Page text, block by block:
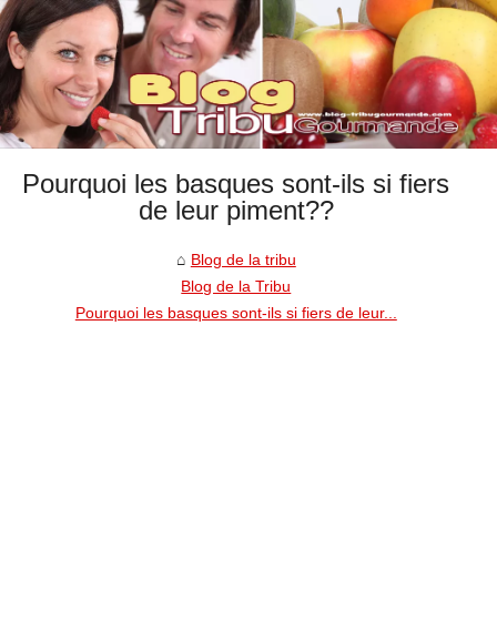
Pourquoi les basques sont-ils si fiers
de leur piment??
Blog de la tribu
Blog de la Tribu
Pourquoi les basques sont-ils si fiers de leur...